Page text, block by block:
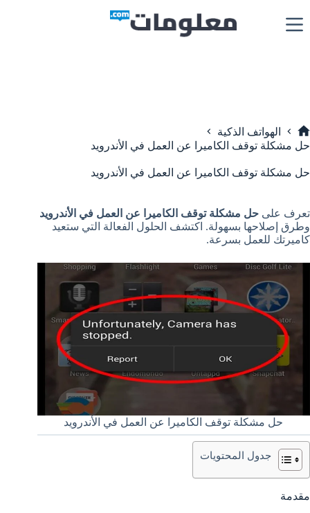
إلى
المحتوى
الرئيسية
الهواتف الذكية
حل مشكلة توقف الكاميرا عن العمل في الأندرويد
حل مشكلة توقف الكاميرا عن العمل في الأندرويد
تعرف على حل مشكلة توقف الكاميرا عن العمل في الأندرويد
وطرق إصلاحها بسهولة. اكتشف الحلول الفعالة التي ستعيد
كاميرتك للعمل بسرعة.
حل مشكلة توقف الكاميرا عن العمل في الأندرويد
جدول المحتويات
مقدمة